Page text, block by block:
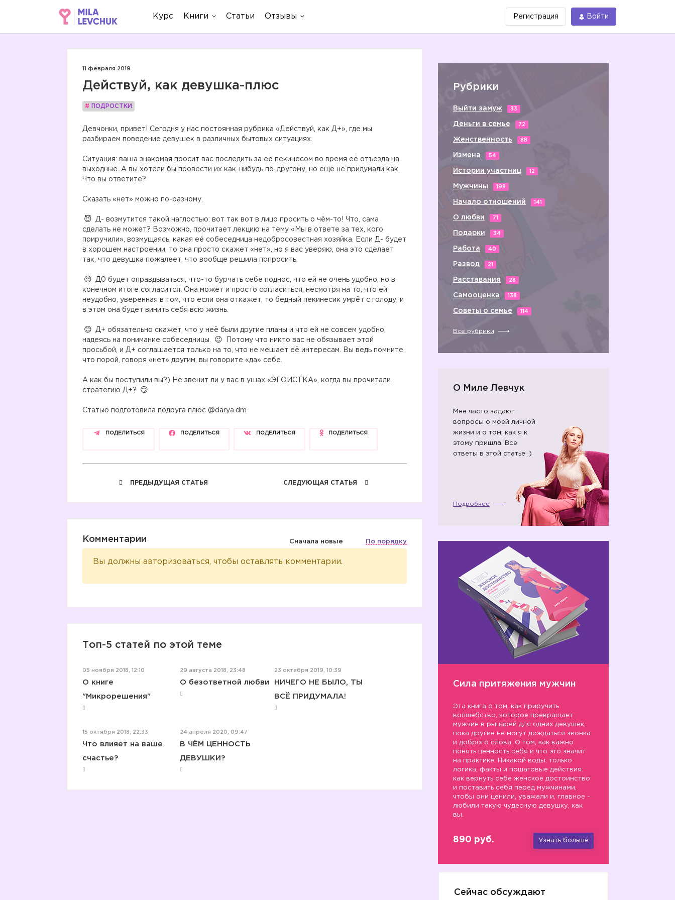
Курс Книги Статьи Отзывы Регистрация Войти
11 февраля 2019
Действуй, как девушка-плюс
# ПОДРОСТКИ
Девчонки, привет! Сегодня у нас постоянная рубрика «Действуй, как Д+», где мы
разбираем поведение девушек в различных бытовых ситуациях.
Ситуация: ваша знакомая просит вас последить за её пекинесом во время её отъезда на
выходные. А вы хотели бы провести их как-нибудь по-другому, но ещё не придумали как.
Что вы ответите?
Сказать «нет» можно по-разному.
Д- возмутится такой наглостью: вот так вот в лицо просить о чём-то! Что, сама
сделать не может? Возможно, прочитает лекцию на тему «Мы в ответе за тех, кого
приручили», возмущаясь, какая её собеседница недобросовестная хозяйка. Если Д- будет
в хорошем настроении, то она просто скажет «нет», но я вас уверяю, она это сделает
так, что девушка пожалеет, что вообще решила попросить.
Д0 будет оправдываться, что-то бурчать себе поднос, что ей не очень удобно, но в
конечном итоге согласится. Она может и просто согласиться, несмотря на то, что ей
неудобно, уверенная в том, что если она откажет, то бедный пекинесик умрёт с голоду, и
в этом она будет винить себя всю жизнь.
Д+ обязательно скажет, что у неё были другие планы и что ей не совсем удобно,
надеясь на понимание собеседницы.
Потому что никто вас не обязывает этой
просьбой, и Д+ соглашается только на то, что не мешает её интересам. Вы ведь помните,
что порой, говоря «нет» другим, вы говорите «да» себе.
А как бы поступили вы?) Не звенит ли у вас в ушах «ЭГОИСТКА», когда вы прочитали
стратегию Д+?
Статью подготовила подруга плюс @darya.dm
ПОДЕЛИТЬСЯ ПОДЕЛИТЬСЯ ПОДЕЛИТЬСЯ ПОДЕЛИТЬСЯ
ПРЕДЫДУЩАЯ СТАТЬЯ СЛЕДУЮЩАЯ СТАТЬЯ
Комментарии Сначала новые По порядку
Вы должны авторизоваться, чтобы оставлять комментарии.
Топ-5 статей по этой теме
05 ноября 2018, 12:10
О книге
"Микрорешения"
29 августа 2018, 23:48
О безответной любви
23 октября 2019, 10:39
НИЧЕГО НЕ БЫЛО, ТЫ
ВСЁ ПРИДУМАЛА!
15 октября 2018, 22:33
Что влияет на ваше
счастье?
24 апреля 2020, 09:47
В ЧЁМ ЦЕННОСТЬ
ДЕВУШКИ?
Рубрики
Выйти замуж 33
Деньги в семье 72
Женственность 88
Измена 54
Истории участниц 12
Мужчины 198
Начало отношений 141
О любви 71
Подарки 34
Работа 40
Развод 21
Расставания 28
Самооценка 138
Советы о семье 114
Все рубрики
О Миле Левчук
Мне часто задают
вопросы о моей личной
жизни и о том, как я к
этому пришла. Все
ответы в этой статье ;)
Подробнее
Сила притяжения мужчин
Эта книга о том, как приручить
волшебство, которое превращает
мужчин в рыцарей для одних девушек,
пока другие не могут дождаться звонка
и доброго слова. О том, как важно
понять ценность себя и что это значит
на практике. Никакой воды, только
логика, факты и пошаговые действия:
как вернуть себе женское достоинство
и поставить себя перед мужчинами,
чтобы они ценили, уважали и, главное -
любили такую чудесную девушку, как
вы.
890 руб. Узнать больше
Сейчас обсуждают